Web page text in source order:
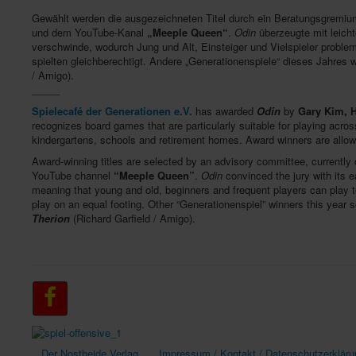
Gewählt werden die ausgezeichneten Titel durch ein
und dem YouTube-Kanal „Meeple Queen“. Odin überzeugte mit
verschwinde, wodurch Jung und Alt, Einsteiger und Vielspieler
spielten gleichberechtigt. Andere „Generationenspiele“ dieses Jahres
/ Amigo).
Spielecafé der Generationen e.V. has awarded Odin by Gary Kim,
recognizes board games that are particularly suitable for playing
kindergartens, schools and retirement homes. Award winners are
Award-winning titles are selected by an advisory committee,
YouTube channel “Meeple Queen”. Odin convinced the jury with its
meaning that young and old, beginners and frequent players can
play on an equal footing. Other “Generationenspiel” winners this year
Therion (Richard Garfield / Amigo).
Der Nostheide Verlag Impressum / Kontakt /